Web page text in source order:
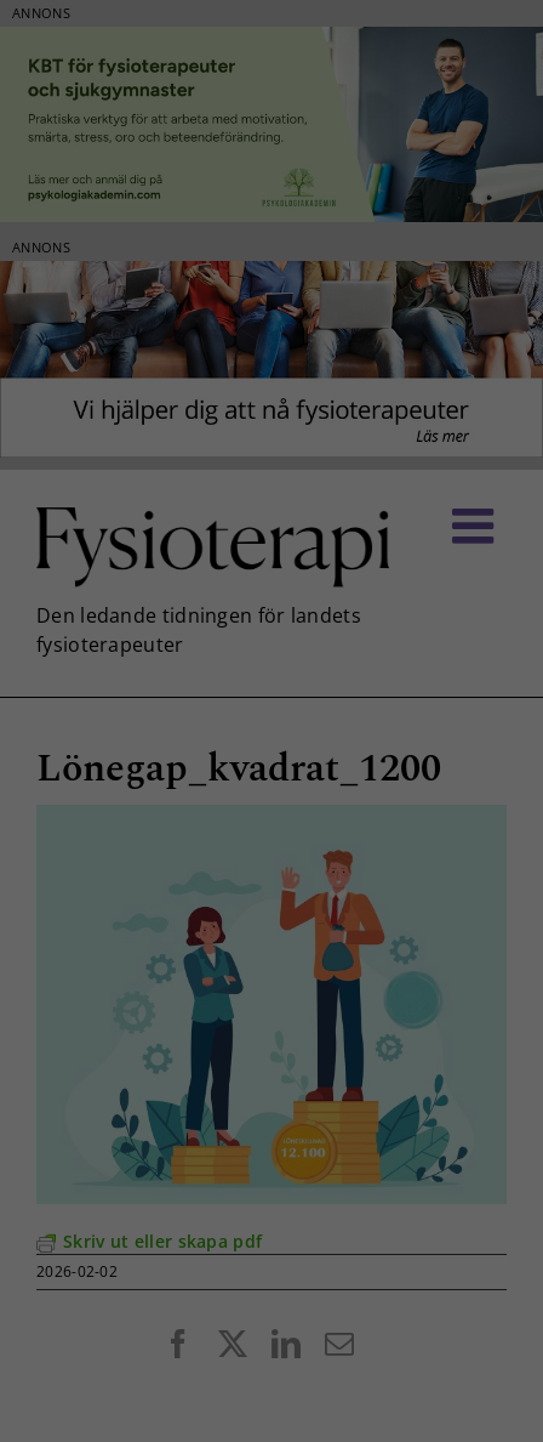
ANNONS
ANNONS
innehållet
Lönegap_kvadrat_1200
Skriv ut eller skapa pdf
2026-02-02
FacebookLinkedIn
E-